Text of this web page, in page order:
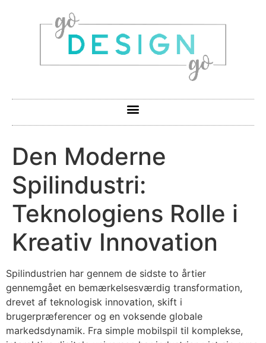
Den Moderne
Spilindustri:
Teknologiens Rolle i
Kreativ Innovation
Spilindustrien har gennem de sidste to årtier
gennemgået en bemærkelsesværdig transformation,
drevet af teknologisk innovation, skift i
brugerpræferencer og en voksende globale
markedsdynamik. Fra simple mobilspil til komplekse,